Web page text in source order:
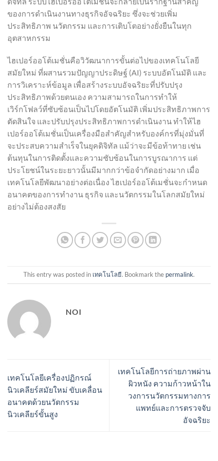
ของการดำเนินงานทางธุรกิจอัจฉริยะ ซึ่งจะช่วยเพิ่ม
ประสิทธิภาพ นวัตกรรม และการเติบโตอย่างยั่งยืนในทุก
อุตสาหกรรม
ไฮเปอร์ออโต้เมชั่นคือวิวัฒนาการขั้นต่อไปของเทคโนโลยี
สมัยใหม่ ที่ผสานรวมปัญญาประดิษฐ์ (AI) ระบบอัตโนมัติ และ
การวิเคราะห์ข้อมูล เพื่อสร้างระบบอัจฉริยะที่ปรับปรุง
ประสิทธิภาพด้วยตนเอง ความสามารถในการทำให้
เวิร์กโฟลว์ที่ซับซ้อนเป็นไปโดยอัตโนมัติ เพิ่มประสิทธิภาพการ
ตัดสินใจ และปรับปรุงประสิทธิภาพการดำเนินงาน ทำให้ไฮ
เปอร์ออโต้เมชั่นเป็นเครื่องมือสำคัญสำหรับองค์กรที่มุ่งมั่นที่
จะประสบความสำเร็จในยุคดิจิทัล แม้ว่าจะมีข้อท้าทาย เช่น
ต้นทุนในการติดตั้งและความซับซ้อนในการบูรณาการ แต่
ประโยชน์ในระยะยาวนั้นมีมากกว่าข้อจำกัดอย่างมาก เมื่อ
เทคโนโลยีพัฒนาอย่างต่อเนื่อง ไฮเปอร์ออโต้เมชั่นจะกำหนด
อนาคตของการทำงาน ธุรกิจ และนวัตกรรมในโลกสมัยใหม่
อย่างไม่ต้องสงสัย
This entry was posted in เทคโนโลยี. Bookmark the permalink.
NOI
เทคโนโลยีเครื่องปฏิกรณ์
นิวเคลียร์สมัยใหม่ ขับเคลื่อน
อนาคตด้วยนวัตกรรม
นิวเคลียร์ขั้นสูง
เทคโนโลยีการถ่ายภาพผ่าน
ผิวหนัง ความก้าวหน้าใน
วงการนวัตกรรมทางการ
แพทย์และการตรวจจับ
อัจฉริยะ